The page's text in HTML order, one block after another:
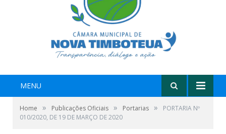
MENU
Home » Publicações Oficiais » Portarias »
PORTARIA Nº
010/2020, DE 19 DE MARÇO DE 2020